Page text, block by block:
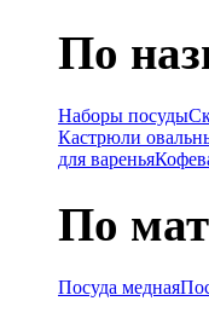
По
Наборы посуды
Кастрюли
для варенья
По
Посуда медная